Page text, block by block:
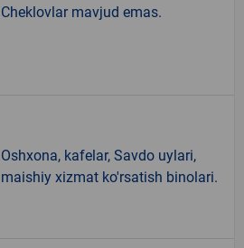
Cheklovlar mavjud emas.
Oshxona, kafelar, Savdo uylari,
maishiy xizmat ko'rsatish binolari.